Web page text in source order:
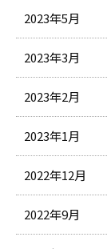
2023年5月
2023年3月
2023年2月
2023年1月
2022年12月
2022年9月